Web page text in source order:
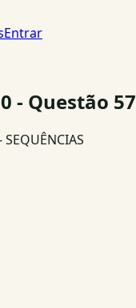
Entrar
- Questão 57
SEQUÊNCIAS